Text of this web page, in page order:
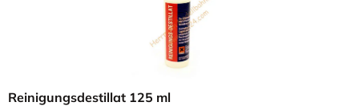
Reinigungsdestillat 125 ml